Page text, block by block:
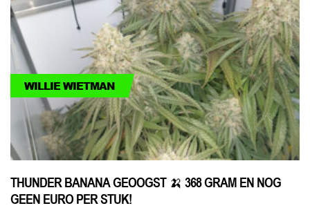
WILLIE WIETMAN
THUNDER BANANA GEOOGST 🍌 368 GRAM EN NOG
GEEN EURO PER STUK!